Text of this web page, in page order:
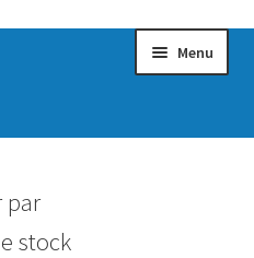
Menu
par
stock